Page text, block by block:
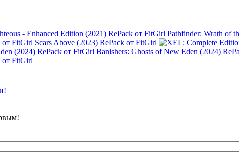
Pathfinder: Wrath of
Scars Above (2023) RePack от FitGirl
Banishers: Ghosts of New Eden (2024)
от FitGirl